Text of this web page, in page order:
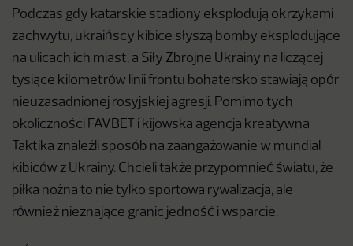
Podczas gdy katarskie stadiony eksplodują okrzykami
zachwytu, ukraińscy kibice słyszą bomby eksplodujące
na ulicach ich miast, a Siły Zbrojne Ukrainy na liczącej
tysiące kilometrów linii frontu bohatersko stawiają opór
nieuzasadnionej rosyjskiej agresji. Pomimo tych
okoliczności FAVBET i kijowska agencja kreatywna
Taktika znaleźli sposób na zaangażowanie w mundial
kibiców z Ukrainy. Chcieli także przypomnieć światu, że
piłka nożna to nie tylko sportowa rywalizacja, ale
również nieznające granic jedność i wsparcie.